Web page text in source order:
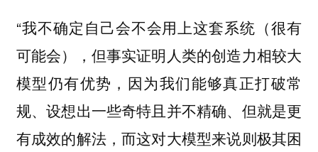
“我不确定自己会不会用上这套系统（很有
可能会），但事实证明人类的创造力相较大
模型仍有优势，因为我们能够真正打破常
规、设想出一些奇特且并不精确、但就是更
有成效的解法，而这对大模型来说则极其困